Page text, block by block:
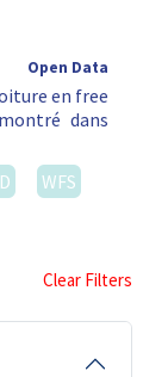
Open Data
en free
dans
WFS
Clear Filters